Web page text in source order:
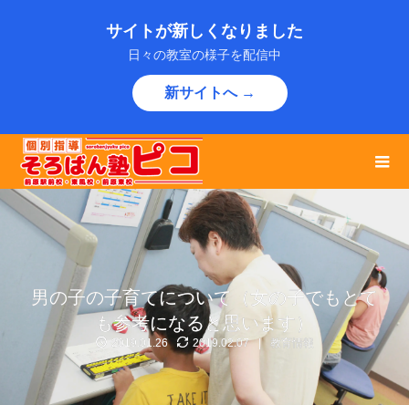
サイトが新しくなりました
日々の教室の様子を配信中
新サイトへ →
男の子の子育てについて（女の子でもとて
も参考になると思います）
2019.01.26 2019.02.07 教育情報